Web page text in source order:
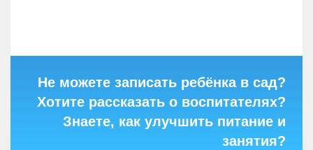
Не можете записать ребёнка в сад?
Хотите рассказать о воспитателях?
Знаете, как улучшить питание и
занятия?